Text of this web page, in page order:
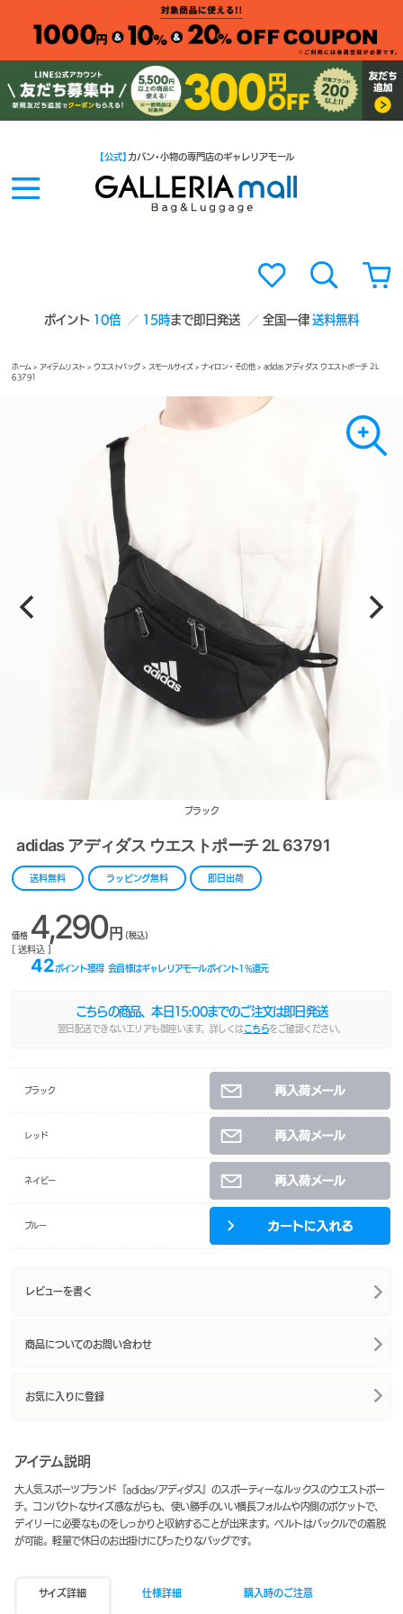
ポイント 10倍 15時まで即日発送 全国一律送料無料
【公式】 カバン・小物の専門店のギャレリアモール
ホーム >アイテムリスト > ウエストバッグ> スモールサイズ>ナイロン・その他> adidas アディダス ウエストポーチ 2L
63791
ブラック
adidas アディダス ウエストポーチ 2L 63791
送料無料 ラッピング無料 即日出荷
価格 4,290円 (税込)
[ 送料込 ]
42ポイント獲得 会員様はギャレリアモールポイント1 %還元
こちらの商品、本日 15:00までのご注文は即日発送
翌日配送できないエリアも御座います。詳しくは こちらをご確認ください。
ブラック
レッド
ネイビー
ブルー
レビューを書く
商品についてのお問い合わせ
お気に入りに登録
アイテム説明
大人気スポーツブランド『adidas/アディダス』のスポーティーなルックスのウエストポー
チ。コンパクトなサイズ感ながらも、使い勝手のいい横長フォルムや内側のポケットで、
デイリーに必要なものをしっかりと収納することが出来ます。ベルトはバックルでの着脱
が可能。軽量で休日のお出掛けにぴったりなバッグです。
サイズ詳細 仕様詳細 購入時のご注意